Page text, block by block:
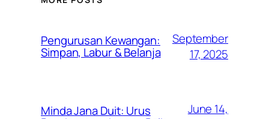
Pengurusan Kewangan:
Simpan, Labur & Belanja
September
17, 2025
Minda Jana Duit: Urus
June 14,